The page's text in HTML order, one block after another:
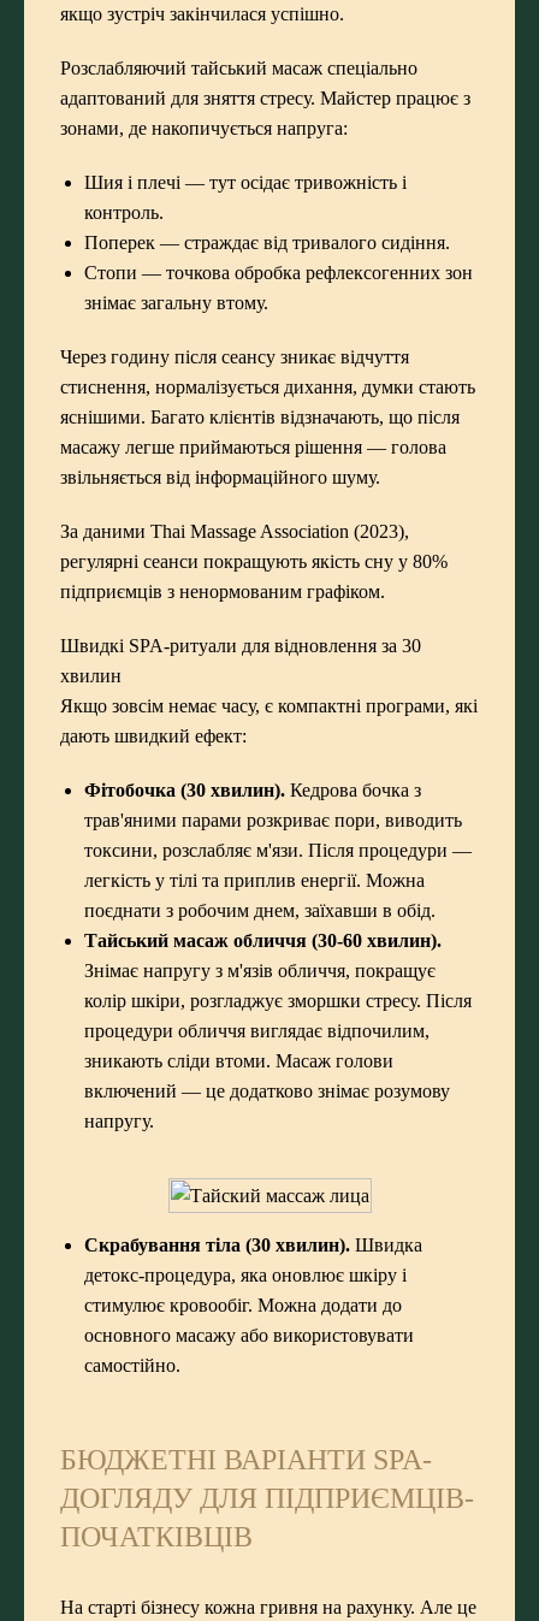
якщо зустріч закінчилася успішно.
Розслабляючий тайський масаж спеціально
адаптований для зняття стресу. Майстер працює з
зонами, де накопичується напруга:
Шия і плечі — тут осідає тривожність і
контроль.
Поперек — страждає від тривалого сидіння.
Стопи — точкова обробка рефлексогенних зон
знімає загальну втому.
Через годину після сеансу зникає відчуття
стиснення, нормалізується дихання, думки стають
яснішими. Багато клієнтів відзначають, що після
масажу легше приймаються рішення — голова
звільняється від інформаційного шуму.
За даними Thai Massage Association (2023),
регулярні сеанси покращують якість сну у 80%
підприємців з ненормованим графіком.
Швидкі SPA-ритуали для відновлення за 30
хвилин
Якщо зовсім немає часу, є компактні програми, які
дають швидкий ефект:
Фітобочка (30 хвилин). Кедрова бочка з
трав'яними парами розкриває пори, виводить
токсини, розслабляє м'язи. Після процедури —
легкість у тілі та приплив енергії. Можна
поєднати з робочим днем, заїхавши в обід.
Тайський масаж обличчя (30-60 хвилин).
Знімає напругу з м'язів обличчя, покращує
колір шкіри, розгладжує зморшки стресу. Після
процедури обличчя виглядає відпочилим,
зникають сліди втоми. Масаж голови
включений — це додатково знімає розумову
напругу.
Скрабування тіла (30 хвилин). Швидка
детокс-процедура, яка оновлює шкіру і
стимулює кровообіг. Можна додати до
основного масажу або використовувати
самостійно.
БЮДЖЕТНІ ВАРІАНТИ SPA-
ДОГЛЯДУ ДЛЯ ПІДПРИЄМЦІВ-
ПОЧАТКІВЦІВ
На старті бізнесу кожна гривня на рахунку. Але це